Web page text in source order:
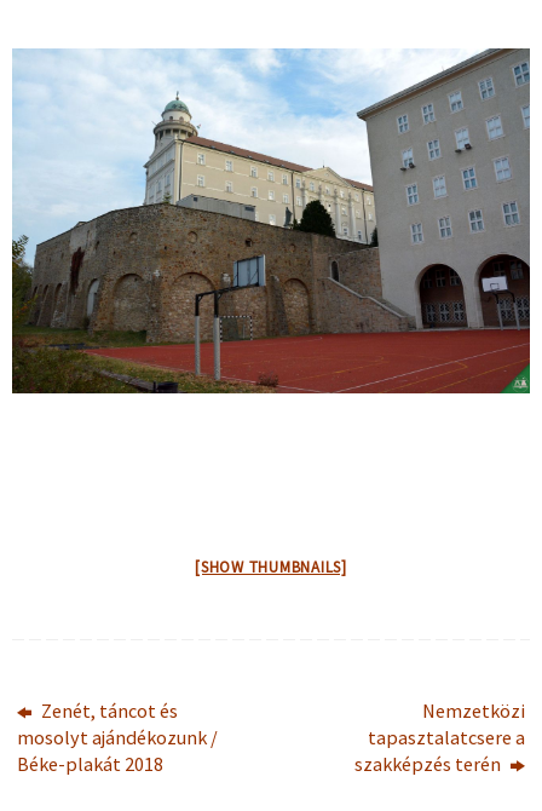
[SHOW THUMBNAILS]
Zenét, táncot és
mosolyt ajándékozunk /
Béke-plakát 2018
Nemzetközi
tapasztalatcsere a
szakképzés terén